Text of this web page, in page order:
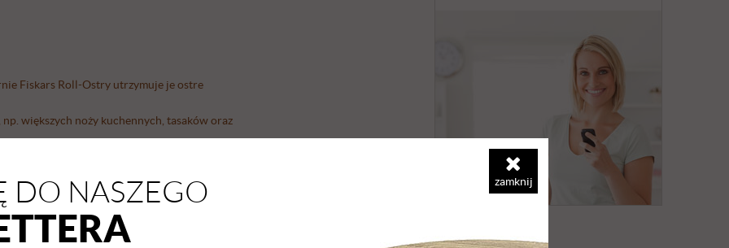
Fiskars Roll-Ostry utrzymuje je ostre
większych noży kuchennych, tasaków oraz
zamknij
DO NASZEGO